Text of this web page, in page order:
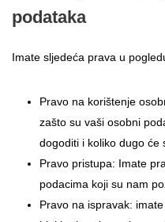
podataka
Imate sljedeća prava u
Pravo na korištenje
zašto su vaši osobni
dogoditi i koliko dugo će
Pravo pristupa: Imate
podacima koji su nam
Pravo na ispravak: